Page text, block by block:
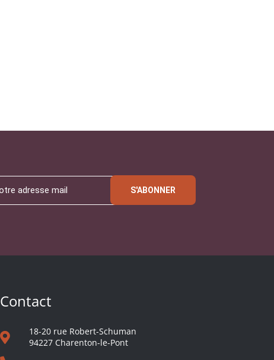
S'ABONNER
Contact
18-20 rue Robert-Schuman
94227 Charenton-le-Pont